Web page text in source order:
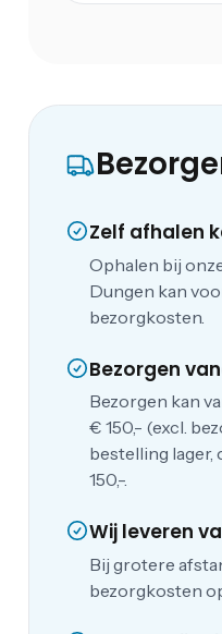
Zelf afhalen
Ophalen bij
Dungen kan
bezorgkosten.
Bezorgen
Bezorgen kan
€ 150,- (excl.
bestelling lager,
150,-.
Wij leveren
Bij grotere
bezorgkosten